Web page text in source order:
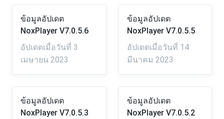
ข้อมูลอัปเดต
NoxPlayer V7.0.5.6
อัปเดตเมื่อวันที่ 3
เมษายน 2023
ข้อมูลอัปเดต
NoxPlayer V7.0.5.5
อัปเดตเมื่อวันที่ 14
มีนาคม 2023
ข้อมูลอัปเดต
NoxPlayer V7.0.5.3
ข้อมูลอัปเดต
NoxPlayer V7.0.5.2